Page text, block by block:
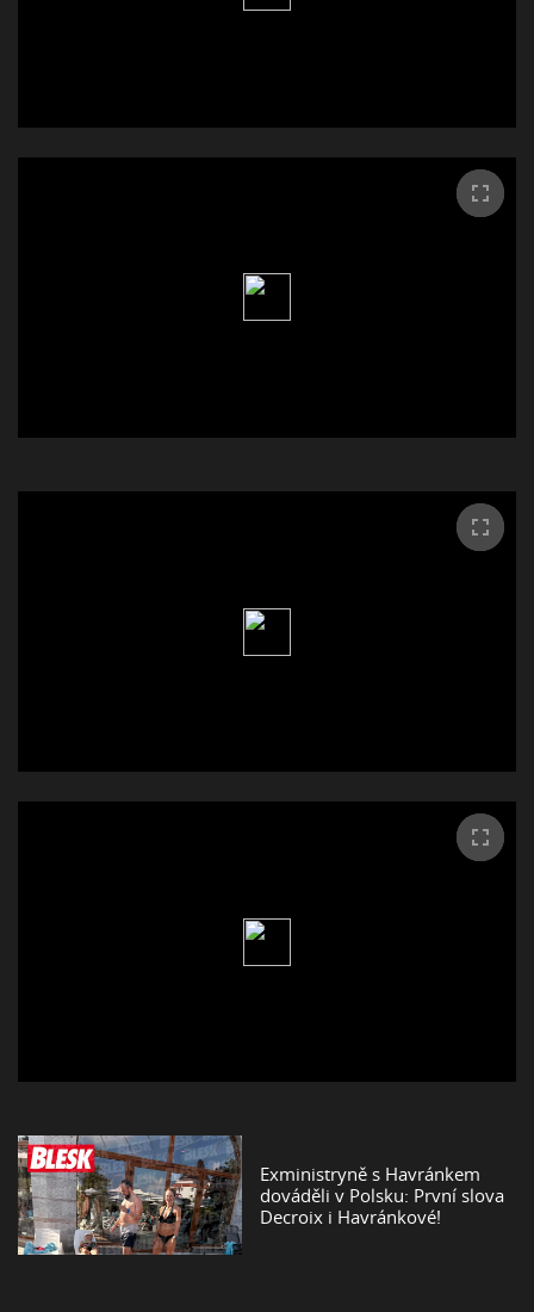
Exministryně s Havránkem
dováděli v Polsku: První slova
Decroix i Havránkové!